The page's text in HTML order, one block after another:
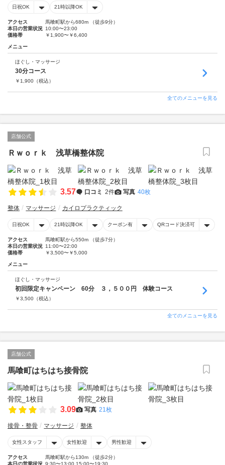
日祝OK 21時以降OK
アクセス
馬喰町駅から680m （徒歩9分）
本日の営業状況 10:00〜23:00
価格帯
￥1,900〜￥6,400
メニュー
ほぐし・マッサージ
30分コース
￥ 1,900 （税込）
全てのメニューを見る
店舗公式
Ｒｗｏｒｋ 浅草橋整体院
3.57 口コミ 2件 写真 40枚
整体 マッサージ カイロプラクティック
日祝OK 21時以降OK クーポン有 QRコード決済可
アクセス
馬喰町駅から550m （徒歩7分）
本日の営業状況 11:00〜22:00
価格帯
￥3,500〜￥5,000
メニュー
ほぐし・マッサージ
初回限定キャンペーン 60分 ３，５００円 体験コース
￥3,500 （税込）
全てのメニューを見る
店舗公式
馬喰町はちはち接骨院
3.09 写真 21枚
接骨・整骨 マッサージ 整体
女性スタッフ 女性歓迎 男性歓迎
アクセス
馬喰町駅から130m （徒歩2分）
本日の営業状況 9:30〜13:00 15:00〜19:30